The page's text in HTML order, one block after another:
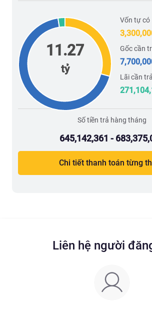
11.27
tỷ
Vốn tự có
Gốc cần
Lãi cần trả
Số tiền trả hàng tháng
645,142,361 -
Chi tiết thanh toán từng
Liên hệ người